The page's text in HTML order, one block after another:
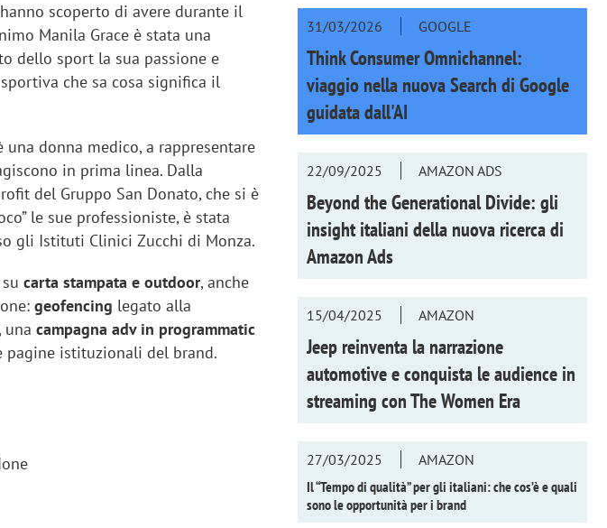
scoperto di avere durante il
Manila Grace è stata una
dello sport la sua passione e
che sa cosa significa il
donna medico, a rappresentare
in prima linea. Dalla
del Gruppo San Donato, che si è
le sue professioniste, è stata
gli Istituti Clinici Zucchi di Monza.
sucarta stampata e outdoor, anche
geofencing legato alla
, unacampagna adv in programmatic
istituzionali del brand.
31/03/2026 GOOGLE
Think Consumer Omnichannel:
viaggio nella nuova Search di Google
guidata dall'AI
22/09/2025 AMAZON ADS
Beyond the Generational Divide: gli
insight italiani della nuova ricerca di
Amazon Ads
15/04/2025 AMAZON
Jeep reinventa la narrazione
automotive e conquista le audience in
streaming conThe Women Era
27/03/2025
AMAZON
Il “Tempo di qualità” per gli italiani: che cos’è e quali
sono le opportunità per i brand